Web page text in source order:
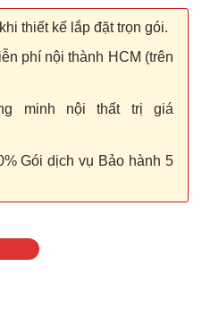
khi thiết kế lắp đặt trọn gói.
phí nội thành HCM (trên
minh nội thất trị giá
Gói dịch vụ Bảo hành 5